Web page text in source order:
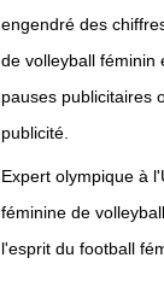
engendré des
de volleyball féminin
pauses publicitaires
publicité.
Expert olympique à
féminine de
l'esprit du football